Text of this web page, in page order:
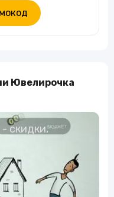
Ювелирочка
скидки,